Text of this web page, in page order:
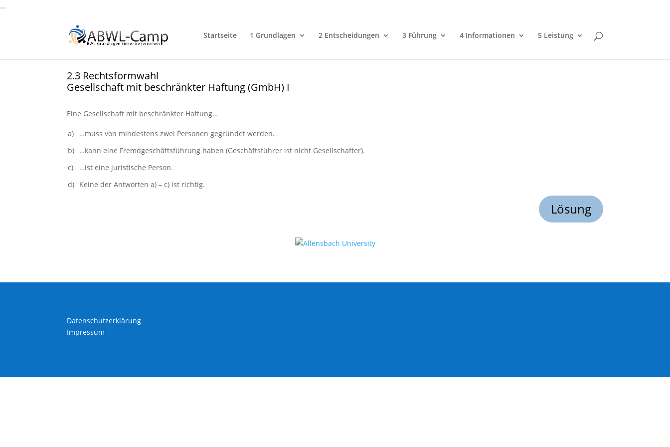
...
Startseite 1 Grundlagen 2 Entscheidungen 3 Führung 4 Informationen 5 Leistung
2.3 Rechtsformwahl
Gesellschaft mit beschränkter Haftung (GmbH) I
Eine Gesellschaft mit beschränkter Haftung…
a)
…muss von mindestens zwei Personen gegründet werden.
b) …kann eine Fremdgeschäftsführung haben (Geschäftsführer ist nicht Gesellschafter).
c)
…ist eine juristische Person.
d) Keine der Antworten a) – c) ist richtig.
Lösung
Datenschutzerklärung
Impressum